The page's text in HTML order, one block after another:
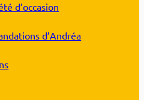
d’occasion
d’Andréa